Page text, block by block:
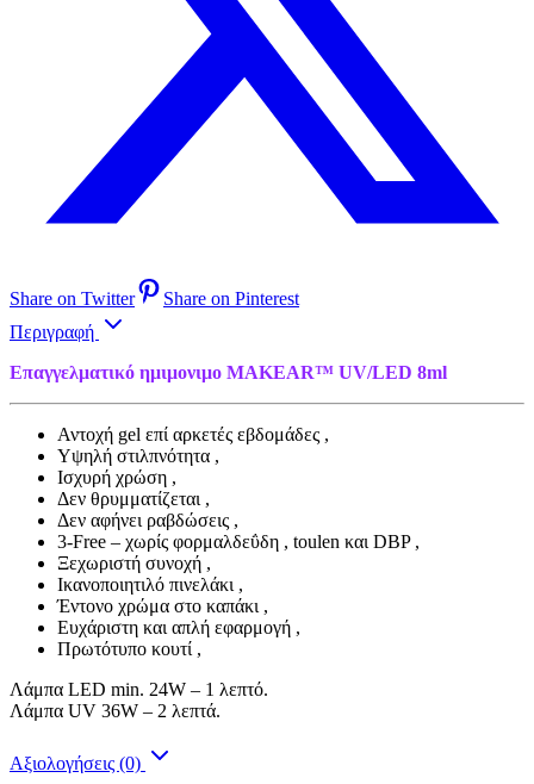
Share on Twitter
Share on Pinterest
Περιγραφή
Επαγγελματικό ημιμονιμο MAKEAR™ UV/LED 8ml
Αντοχή gel επί αρκετές εβδομάδες ,
Yψηλή στιλπνότητα ,
Ισχυρή χρώση ,
Δεν θρυμματίζεται ,
Δεν αφήνει ραβδώσεις ,
3-Free – χωρίς φορμαλδεΰδη , toulen και DBP ,
Ξεχωριστή συνοχή ,
Ικανοποιητιλό πινελάκι ,
Έντονο χρώμα στο καπάκι ,
Ευχάριστη και απλή εφαρμογή ,
Πρωτότυπο κουτί ,
Λάμπα LED min. 24W – 1 λεπτό.
Λάμπα UV 36W – 2 λεπτά.
Αξιολογήσεις (0)